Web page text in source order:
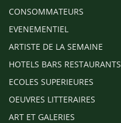
CONSOMMATEURS
EVENEMENTIEL
ARTISTE DE LA SEMAINE
HOTELS BARS RESTAURANTS
ECOLES SUPERIEURES
OEUVRES LITTERAIRES
ART ET GALERIES